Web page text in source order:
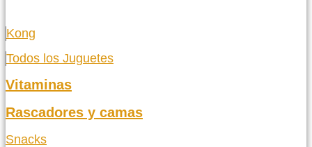
Kong
Todos los Juguetes
Vitaminas
Rascadores y camas
Snacks